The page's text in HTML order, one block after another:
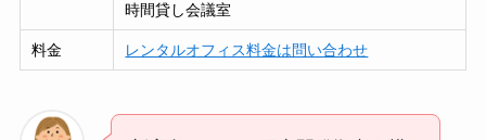
時間貸し会議室
料金 レンタルオフィス料金は問い合わせ